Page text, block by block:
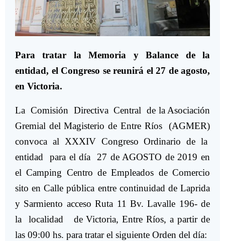
Para tratar la Memoria y Balance de la
entidad, el Congreso se reunirá el 27 de agosto,
en Victoria.
La Comisión Directiva Central de la Asociación
Gremial del Magisterio de Entre Ríos (AGMER)
convoca al XXXIV Congreso Ordinario de la
entidad para el día 27 de AGOSTO de 2019 en
el Camping Centro de Empleados de Comercio
sito en Calle pública entre continuidad de Laprida
y Sarmiento acceso Ruta 11 Bv. Lavalle 196- de
la localidad de Victoria, Entre Ríos, a partir de
las 09:00 hs. para tratar el siguiente Orden del día: